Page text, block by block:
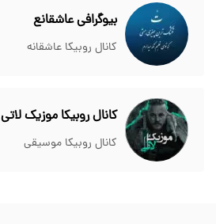
بیوگرافی عاشقانع
کانال روبیکا عاشقانه
کانال روبیکا موزیک لاتی
کانال روبیکا موسیقی